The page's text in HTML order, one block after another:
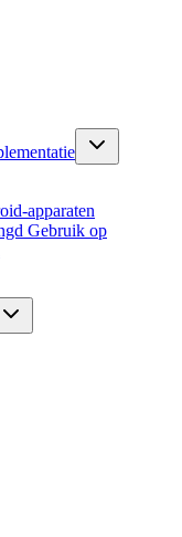
apparaten
Gebruik op